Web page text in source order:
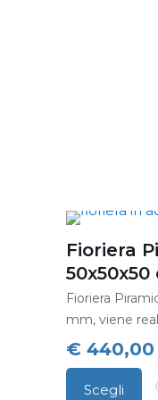
nella
pagina
del
prodotto
Fioriera
50x50x50
Fioriera
mm, viene
€ 440,00
Scegli